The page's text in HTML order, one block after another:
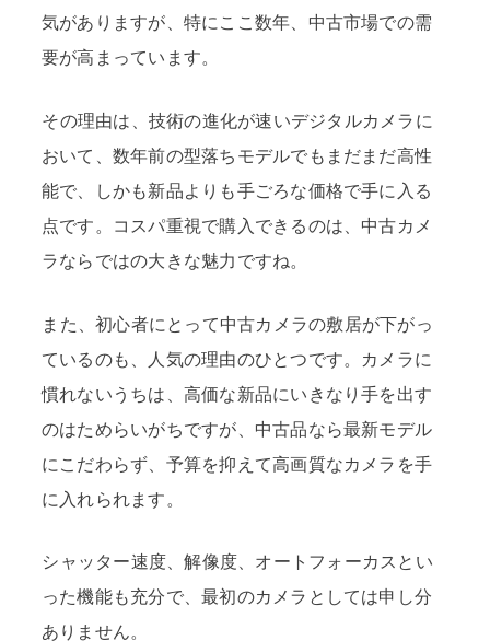
気がありますが、特にここ数年、中古市場での需
要が高まっています。
その理由は、技術の進化が速いデジタルカメラに
おいて、数年前の型落ちモデルでもまだまだ高性
能で、しかも新品よりも手ごろな価格で手に入る
点です。コスパ重視で購入できるのは、中古カメ
ラならではの大きな魅力ですね。
また、初心者にとって中古カメラの敷居が下がっ
ているのも、人気の理由のひとつです。カメラに
慣れないうちは、高価な新品にいきなり手を出す
のはためらいがちですが、中古品なら最新モデル
にこだわらず、予算を抑えて高画質なカメラを手
に入れられます。
シャッター速度、解像度、オートフォーカスとい
った機能も充分で、最初のカメラとしては申し分
ありません。